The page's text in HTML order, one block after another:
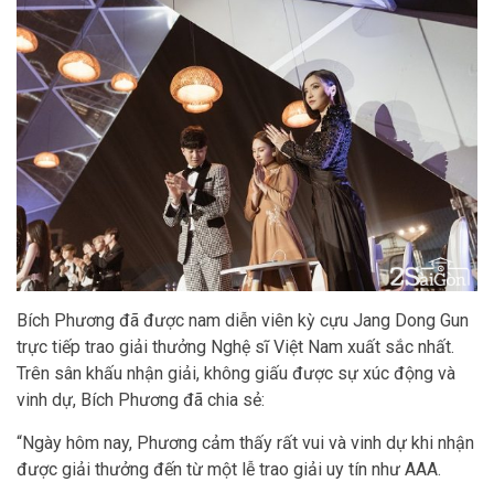
Bích Phương đã được nam diễn viên kỳ cựu Jang Dong Gun
trực tiếp trao giải thưởng Nghệ sĩ Việt Nam xuất sắc nhất.
Trên sân khấu nhận giải, không giấu được sự xúc động và
vinh dự, Bích Phương đã chia sẻ:
“Ngày hôm nay, Phương cảm thấy rất vui và vinh dự khi nhận
được giải thưởng đến từ một lễ trao giải uy tín như AAA.